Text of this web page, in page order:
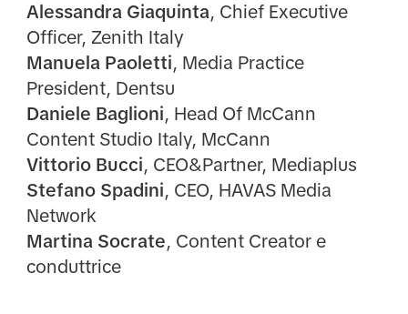
Alessandra Giaquinta, Chief Executive
Officer, Zenith Italy
Manuela Paoletti, Media Practice
President, Dentsu
Daniele Baglioni, Head Of McCann
Content Studio Italy, McCann
Vittorio Bucci, CEO&Partner, Mediaplus
Stefano Spadini, CEO, HAVAS Media
Network
Martina Socrate, Content Creator e
conduttrice